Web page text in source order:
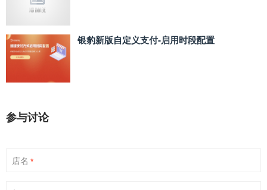
银豹新版自定义支付‑启用时段配置
参与讨论
店名 *